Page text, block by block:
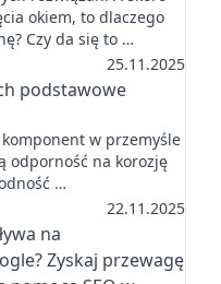
okiem, to dlaczego
Czy da się to …
25.11.2025
podstawowe
w przemyśle
odporność na korozję
…
22.11.2025
na
Zyskaj przewagę